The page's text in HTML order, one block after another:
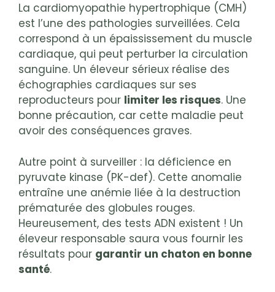
La cardiomyopathie hypertrophique (CMH)
est l’une des pathologies surveillées. Cela
correspond à un épaississement du muscle
cardiaque, qui peut perturber la circulation
sanguine. Un éleveur sérieux réalise des
échographies cardiaques sur ses
reproducteurs pour limiter les risques. Une
bonne précaution, car cette maladie peut
avoir des conséquences graves.
Autre point à surveiller : la déficience en
pyruvate kinase (PK-def). Cette anomalie
entraîne une anémie liée à la destruction
prématurée des globules rouges.
Heureusement, des tests ADN existent ! Un
éleveur responsable saura vous fournir les
résultats pour garantir un chaton en bonne
santé.